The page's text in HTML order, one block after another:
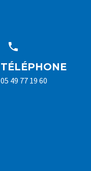


TÉLÉPHONE
05 49 77 19 60